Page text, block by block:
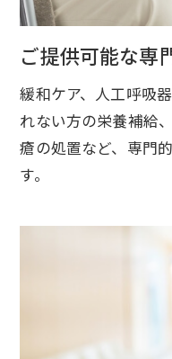
ご提供可能な専
緩和ケア、人工呼吸
れない方の栄養補給
瘡の処置など、専門
す。